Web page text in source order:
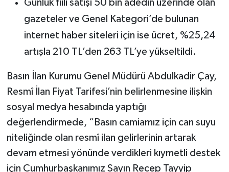
Günlük fiili satışı 50 bin adedin üzerinde olan
gazeteler ve Genel Kategori’de bulunan
internet haber siteleri için ise ücret, %25,24
artışla 210 TL’den 263 TL’ye yükseltildi.
Basın İlan Kurumu Genel Müdürü Abdulkadir Çay,
Resmî İlan Fiyat Tarifesi’nin belirlenmesine ilişkin
sosyal medya hesabında yaptığı
değerlendirmede, “Basın camiamız için can suyu
niteliğinde olan resmî ilan gelirlerinin artarak
devam etmesi yönünde verdikleri kıymetli destek
için Cumhurbaşkanımız Sayın Recep Tayyip